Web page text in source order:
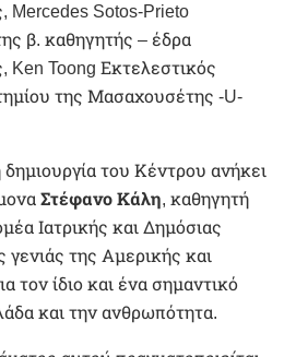
Mercedes Sotos-Prieto
β. καθηγητής – έδρα
Ken Toong Εκτελεστικός
της Μασαχουσέτης -U-
του Κέντρου ανήκει
Στέφανο Κάλη, καθηγητή
Ιατρικής και Δημόσιας
γενιάς της Αμερικής και
τον ίδιο και ένα σημαντικό
και την ανθρωπότητα.